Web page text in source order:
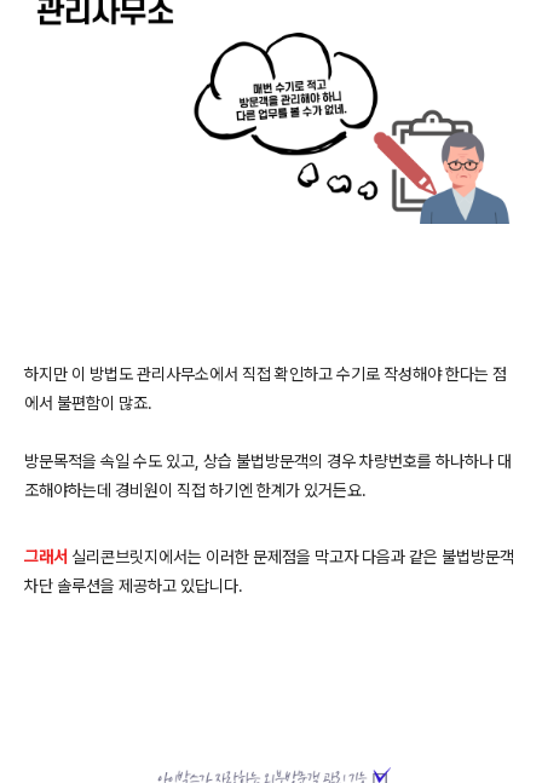
하지만 이 방법도 관리사무소에서 직접 확인하고 수기로 작성해야 한다는 점
에서 불편함이 많죠.
방문목적을 속일 수도 있고, 상습 불법방문객의 경우 차량번호를 하나하나 대
조해야하는데 경비원이 직접 하기엔 한계가 있거든요.
그래서 실리콘브릿지에서는 이러한 문제점을 막고자 다음과 같은 불법방문객
차단 솔루션을 제공하고 있답니다.